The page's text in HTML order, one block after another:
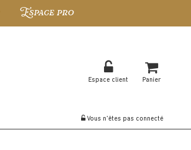
Espace client Panier
Espace pro
Vous n'êtes pas connecté